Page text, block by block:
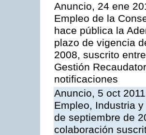
Anuncio, 24 ene
Empleo de la
hace pública la
plazo de vigencia
2008, suscrito
Gestión
notificaciones
Anuncio, 5 oct
Empleo, Industria
de septiembre de
colaboración